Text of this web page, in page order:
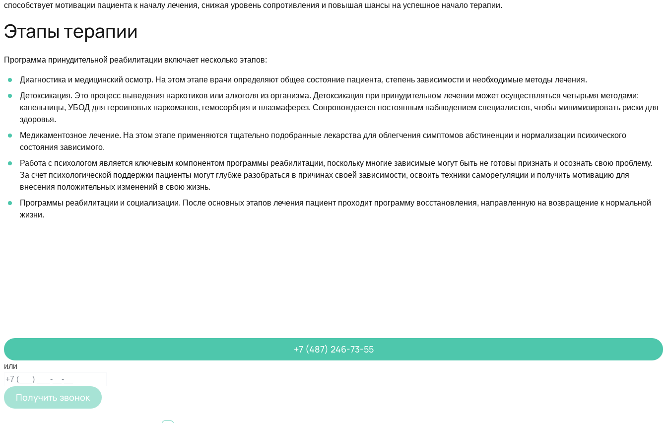
способствует мотивации пациента к началу лечения, снижая уровень сопротивления и повышая шансы на успешное начало терапии.
Этапы терапии
Программа принудительной реабилитации включает несколько этапов:
Диагностика и медицинский осмотр. На этом этапе врачи определяют общее состояние пациента, степень зависимости и необходимые методы лечения.
Детоксикация. Это процесс выведения наркотиков или алкоголя из организма. Детоксикация при принудительном лечении может осуществляться четырьмя методами:
капельницы, УБОД для героиновых наркоманов, гемосорбция и плазмаферез. Сопровождается постоянным наблюдением специалистов, чтобы минимизировать риски для
здоровья.
Медикаментозное лечение. На этом этапе применяются тщательно подобранные лекарства для облегчения симптомов абстиненции и нормализации психического
состояния зависимого.
Работа с психологом является ключевым компонентом программы реабилитации, поскольку многие зависимые могут быть не готовы признать и осознать свою проблему.
За счет психологической поддержки пациенты могут глубже разобраться в причинах своей зависимости, освоить техники саморегуляции и получить мотивацию для
внесения положительных изменений в свою жизнь.
Программы реабилитации и социализации. После основных этапов лечения пациент проходит программу восстановления, направленную на возвращение к нормальной
жизни.
+7 (487) 246-73-55
или
Получить звонок